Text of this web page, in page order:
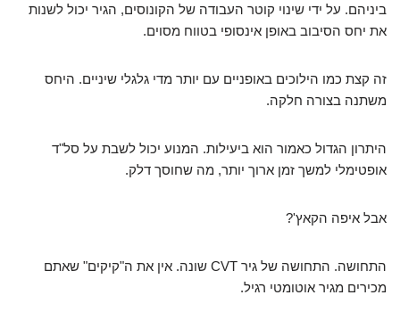
ביניהם. על ידי שינוי קוטר העבודה של הקונוסים, הגיר יכול לשנות
את יחס הסיבוב באופן אינסופי בטווח מסוים.
זה קצת כמו הילוכים באופניים עם יותר מדי גלגלי שיניים. היחס
משתנה בצורה חלקה.
היתרון הגדול כאמור הוא ביעילות. המנוע יכול לשבת על סל"ד
אופטימלי למשך זמן ארוך יותר, מה שחוסך דלק.
אבל איפה הקאץ'?
התחושה. התחושה של גיר CVT שונה. אין את ה"קיקים" שאתם
מכירים מגיר אוטומטי רגיל.